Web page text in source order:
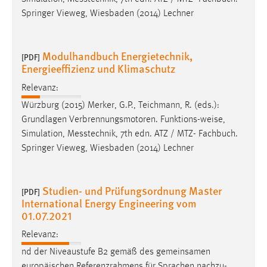
Springer Vieweg, Wiesbaden (2014) Lechner
[PDF] Modulhandbuch Energietechnik,
Energieeffizienz und Klimaschutz
Relevanz:
Würzburg (2015) Merker, G.P., Teichmann, R. (eds.):
Grundlagen Verbrennungsmotoren. Funktions-weise,
Simulation, Messtechnik, 7th edn. ATZ / MTZ- Fachbuch.
Springer Vieweg, Wiesbaden (2014) Lechner
[PDF] Studien- und Prüfungsordnung Master
International Energy Engineering vom
01.07.2021
Relevanz:
nd der Niveaustufe B2 gemäß des gemeinsamen
Conversion-Tracking
Facebook Pixel
Name:
_fbp
Anbieter:
Facebook
Conversion-Tracking
Cookie Laufzeit: